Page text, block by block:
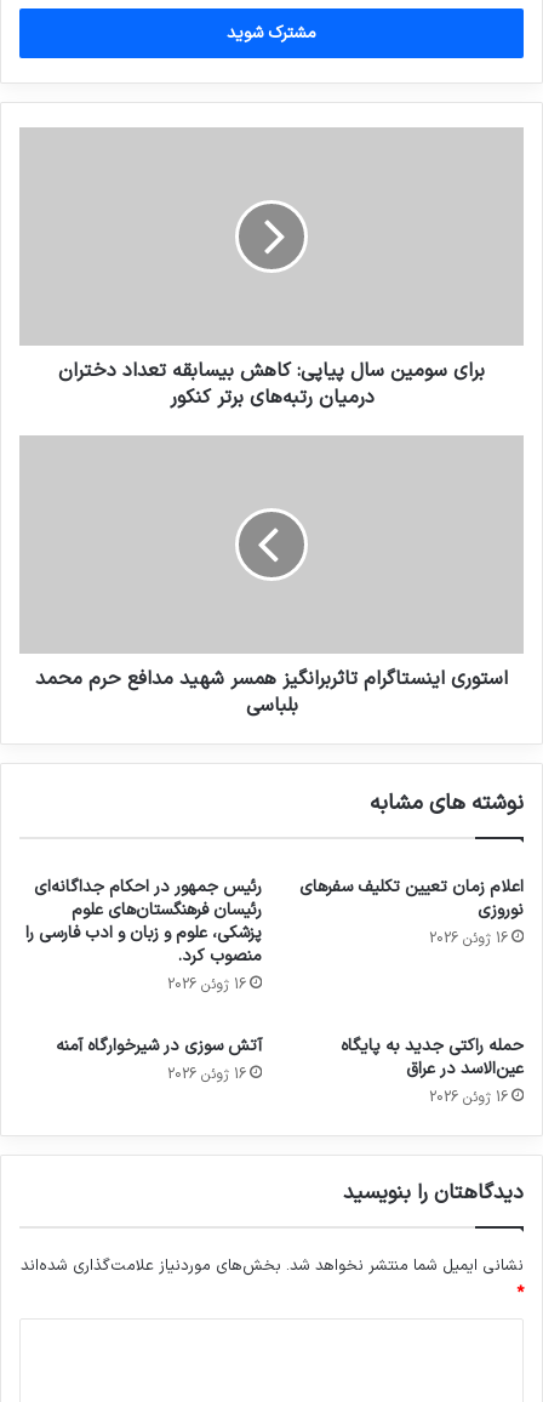
خود
وارد
کنید
برای سومین سال پیاپی: کاهش بیسابقه تعداد دختران
درمیان رتبه‌های برتر کنکور
استوری اینستاگرام تاثربرانگیز همسر شهید مدافع حرم محمد
بلباسی
نوشته های مشابه
اعلام زمان تعیین تکلیف سفرهای
نوروزی
16 ژوئن 2026
رئیس جمهور در احکام جداگانه‌ای
رئیسان فرهنگستان‌های علوم
پزشکی، علوم و زبان و ادب فارسی را
منصوب کرد.
16 ژوئن 2026
حمله راکتی جدید به پایگاه
عین‌الاسد در عراق
16 ژوئن 2026
آتش سوزی در شیرخوارگاه آمنه
16 ژوئن 2026
دیدگاهتان را بنویسید
نشانی ایمیل شما منتشر نخواهد شد. بخش‌های موردنیاز علامت‌گذاری شده‌اند
*